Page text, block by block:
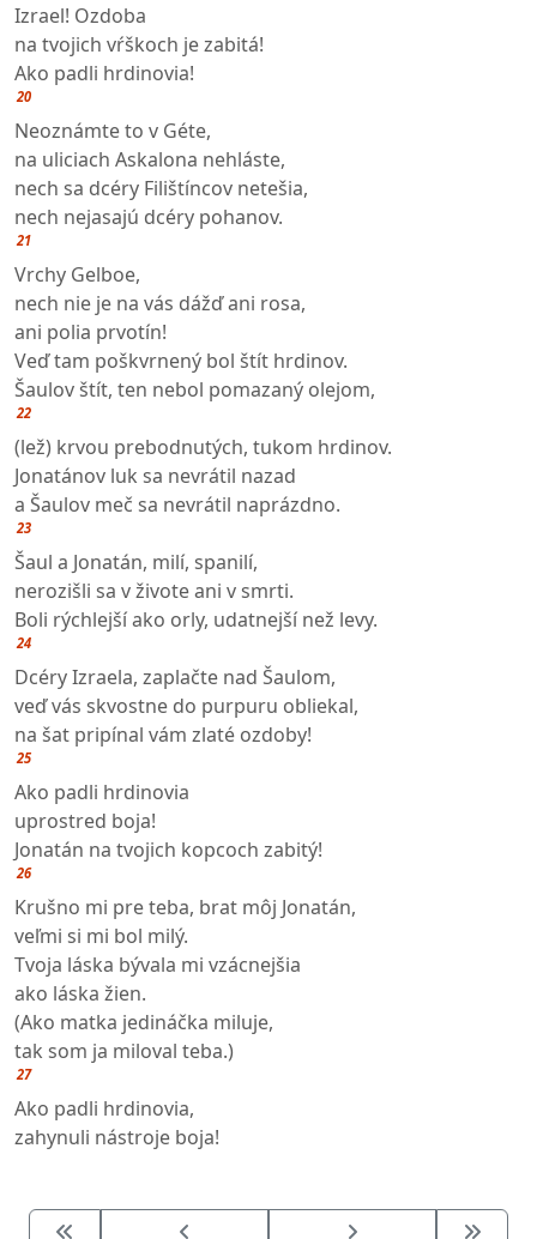
Izrael! Ozdoba
na tvojich vŕškoch je zabitá!
Ako padli hrdinovia!
20
Neoznámte to v Géte,
na uliciach Askalona nehláste,
nech sa dcéry Filištíncov netešia,
nech nejasajú dcéry pohanov.
21
Vrchy Gelboe,
nech nie je na vás dážď ani rosa,
ani polia prvotín!
Veď tam poškvrnený bol štít hrdinov.
Šaulov štít, ten nebol pomazaný olejom,
22
(lež) krvou prebodnutých, tukom hrdinov.
Jonatánov luk sa nevrátil nazad
a Šaulov meč sa nevrátil naprázdno.
23
Šaul a Jonatán, milí, spanilí,
nerozišli sa v živote ani v smrti.
Boli rýchlejší ako orly, udatnejší než levy.
24
Dcéry Izraela, zaplačte nad Šaulom,
veď vás skvostne do purpuru obliekal,
na šat pripínal vám zlaté ozdoby!
25
Ako padli hrdinovia
uprostred boja!
Jonatán na tvojich kopcoch zabitý!
26
Krušno mi pre teba, brat môj Jonatán,
veľmi si mi bol milý.
Tvoja láska bývala mi vzácnejšia
ako láska žien.
(Ako matka jedináčka miluje,
tak som ja miloval teba.)
27
Ako padli hrdinovia,
zahynuli nástroje boja!